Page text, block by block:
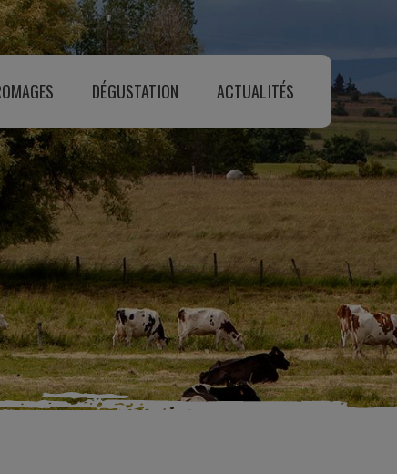
DÉGUSTATION ACTUALITÉS